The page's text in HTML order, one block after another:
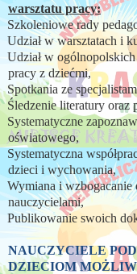
warsztatu pracy:
Szkoleniowe rady
Udział w warsztatach i
Udział w
pracy z dziećmi,
Spotkania ze
Śledzenie literatury oraz
Systematyczne
oświatowego,
Systematyczna
dzieci i wychowania,
Wymiana i
nauczycielami,
Publikowanie swoich
NAUCZYCIELE
DZIECIOM